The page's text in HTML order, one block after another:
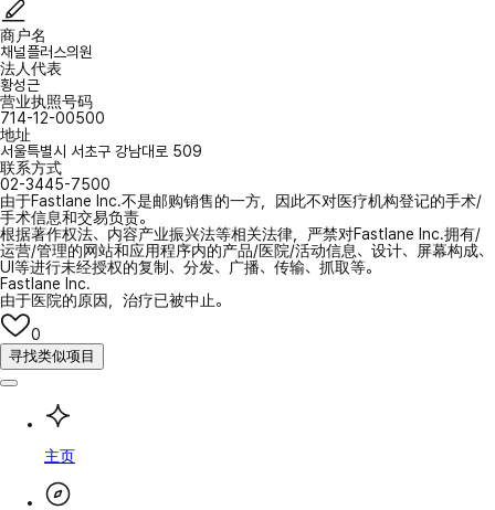
商户名
채널플러스의원
法人代表
황성근
营业执照号码
714-12-00500
地址
서울특별시 서초구 강남대로 509
联系方式
02-3445-7500
由于Fastlane Inc.不是邮购销售的一方，因此不对医疗机构登记的手术/
手术信息和交易负责。
根据著作权法、内容产业振兴法等相关法律，严禁对Fastlane Inc.拥有/
运营/管理的网站和应用程序内的产品/医院/活动信息、设计、屏幕构成、
UI等进行未经授权的复制、分发、广播、传输、抓取等。
Fastlane Inc.
由于医院的原因，治疗已被中止。
0
寻找类似项目
主页